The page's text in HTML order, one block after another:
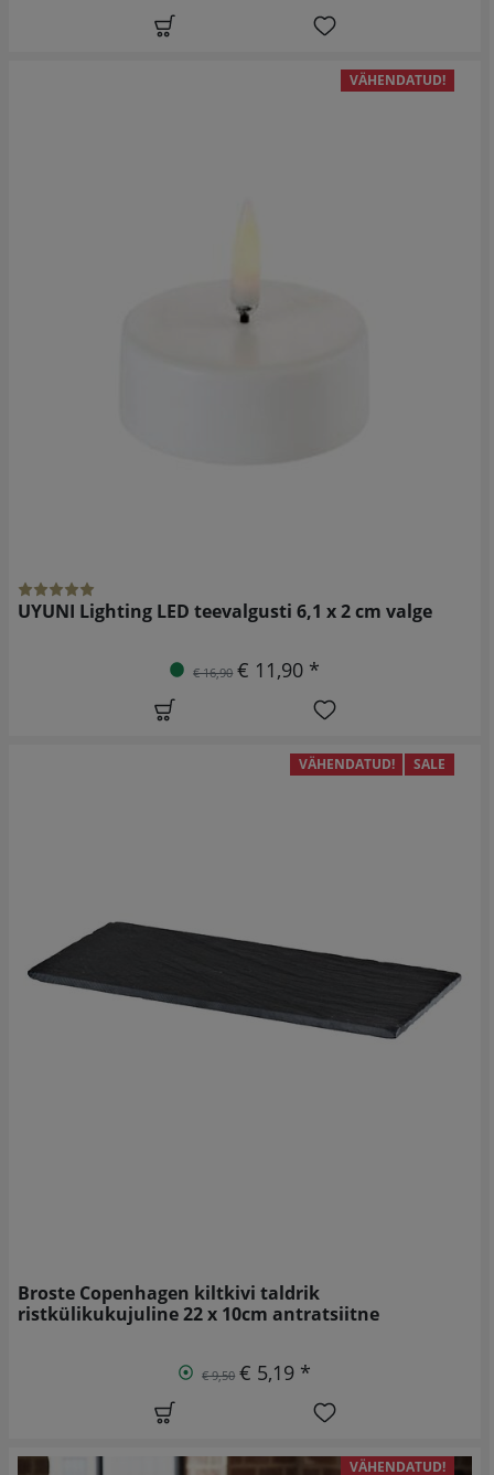
VÄHENDATUD!
UYUNI Lighting LED teevalgusti 6,1 x 2 cm valge
€ 16,90 € 11,90 *
VÄHENDATUD! SALE
Broste Copenhagen kiltkivi taldrik
ristkülikukujuline 22 x 10cm antratsiitne
€ 9,50 € 5,19 *
VÄHENDATUD!